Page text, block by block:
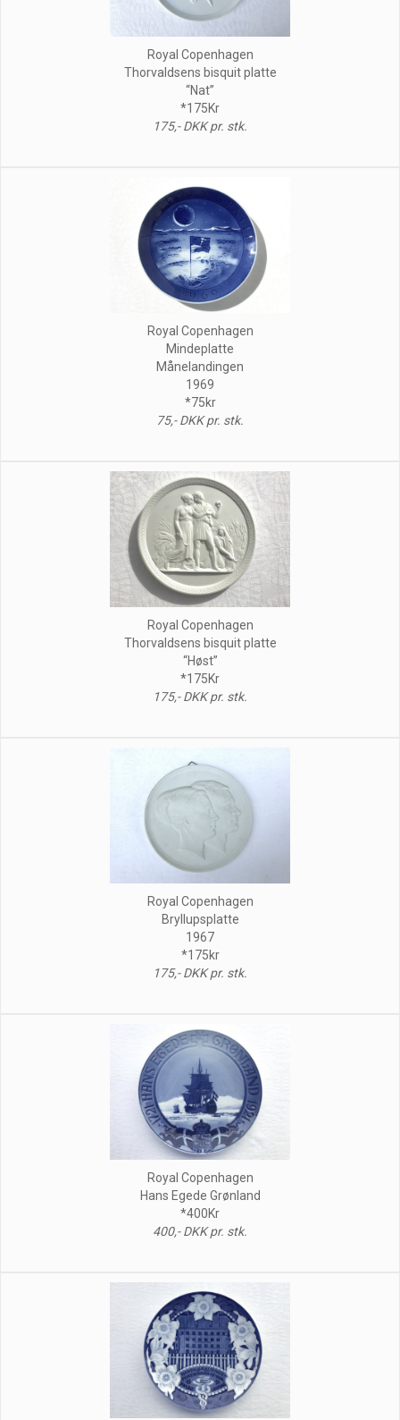
Royal Copenhagen
Thorvaldsens bisquit platte
“Nat”
*175Kr
175,- DKK pr. stk.
Royal Copenhagen
Mindeplatte
Månelandingen
1969
*75kr
75,- DKK pr. stk.
Royal Copenhagen
Thorvaldsens bisquit platte
“Høst”
*175Kr
175,- DKK pr. stk.
Royal Copenhagen
Bryllupsplatte
1967
*175kr
175,- DKK pr. stk.
Royal Copenhagen
Hans Egede Grønland
*400Kr
400,- DKK pr. stk.